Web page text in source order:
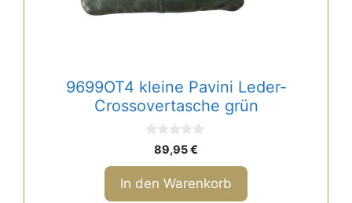
9699OT4 kleine Pavini Leder-
Crossovertasche grün
o
n
5
89,95€
In den Warenkorb